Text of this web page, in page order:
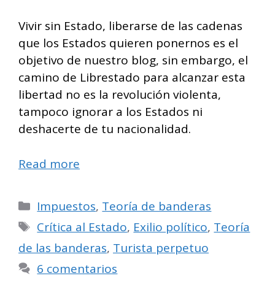
Vivir sin Estado, liberarse de las cadenas
que los Estados quieren ponernos es el
objetivo de nuestro blog, sin embargo, el
camino de Librestado para alcanzar esta
libertad no es la revolución violenta,
tampoco ignorar a los Estados ni
deshacerte de tu nacionalidad.
Read more
Categorías
Impuestos, Teoría de banderas
Etiquetas
Crítica al Estado, Exilio político, Teoría
de las banderas, Turista perpetuo
6 comentarios